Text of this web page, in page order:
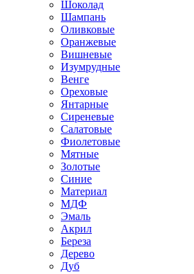
Шоколад
Шампань
Оливковые
Оранжевые
Вишневые
Изумрудные
Венге
Ореховые
Янтарные
Сиреневые
Салатовые
Фиолетовые
Мятные
Золотые
Синие
Материал
МДФ
Эмаль
Акрил
Береза
Дерево
Дуб